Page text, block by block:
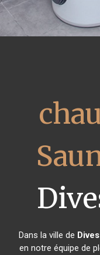
Dans la ville de
en notre équipe de